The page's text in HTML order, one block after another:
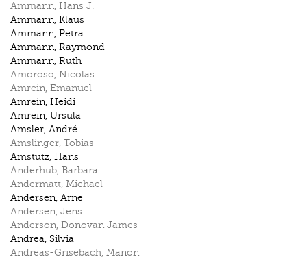
Ammann, Hans J.
Ammann, Klaus
Ammann, Petra
Ammann, Raymond
Ammann, Ruth
Amoroso, Nicolas
Amrein, Emanuel
Amrein, Heidi
Amrein, Ursula
Amsler, André
Amslinger, Tobias
Amstutz, Hans
Anderhub, Barbara
Andermatt, Michael
Andersen, Arne
Andersen, Jens
Anderson, Donovan James
Andrea, Silvia
Andreas-Grisebach, Manon